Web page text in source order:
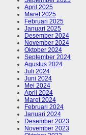
April 2025
Maret 2025
Februari 2025
Januari 2025
Desember 2024
November 2024
Oktober 2024
September 2024
Agustus 2024
Juli 2024
Juni 2024
Mei 2024
April 2024
Maret 2024
Februari 2024
Januari 2024
Desember 2023
November 2023